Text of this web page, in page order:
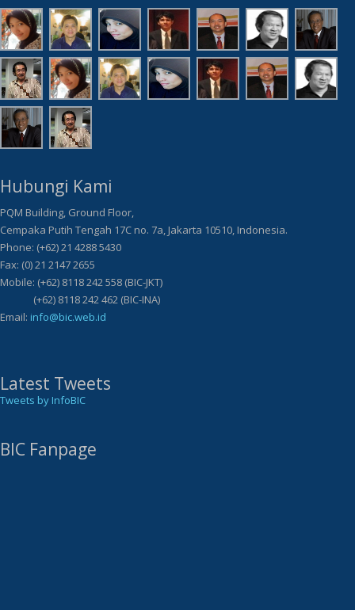
Hubungi Kami
PQM Building, Ground Floor,
Cempaka Putih Tengah 17C no. 7a, Jakarta 10510, Indonesia.
Phone: (+62) 21 4288 5430
Fax: (0) 21 2147 2655
Mobile: (+62) 8118 242 558 (BIC-JKT)
(+62) 8118 242 462 (BIC-INA)
Email: info@bic.web.id
Latest Tweets
Tweets by InfoBIC
BIC Fanpage